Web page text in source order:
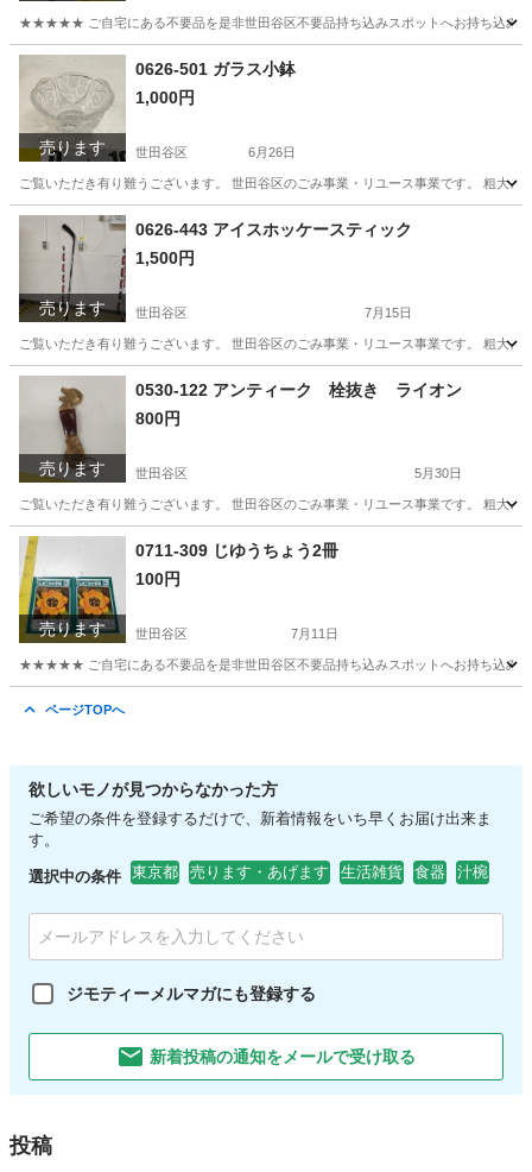
★★★★★ ご自宅にある不要品を是非世田谷区不要品持ち込みスポットへお持ち込みし
東京 世田谷区 ミッキー
売ります
0626-501 ガラス小鉢
1,000円
世田谷区 6月26日
ご覧いただき有り難うございます。 世⽥⾕区のごみ事業・リユース事業です。 粗
東京 世田谷区 リユース
売ります
0626-443 アイスホッケースティック
1,500円
世田谷区 7月15日
ご覧いただき有り難うございます。 世⽥⾕区のごみ事業・リユース事業です。 粗
東京 世田谷区
売ります
0530-122 アンティーク 栓抜き ライオン
800円
世田谷区 5月30日
ご覧いただき有り難うございます。 世⽥⾕区のごみ事業・リユース事業です。 粗
東京 世田谷区 インテリア雑貨/小物 リユース
売ります
0711-309 じゆうちょう2冊
100円
世田谷区 7月11日
★★★★★ ご自宅にある不要品を是非世田谷区不要品持ち込みスポットへお持ち込みし
ページTOPへ
欲しいモノが見つからなかった方
ご希望の条件を登録するだけで、新着情報をいち早くお届け出来ま
す。
選択中の条件 東京都 売ります・あげます 生活雑貨 食器 汁椀
ジモティーメルマガにも登録する
新着投稿の通知をメールで受け取る
投稿